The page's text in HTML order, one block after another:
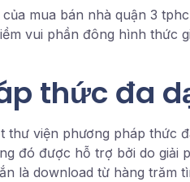
mua bán nhà quận 3
vui phần đông hình thức
thức đa
thư viện phương pháp thức
đó được hỗ trợ bởi do
là download từ hàng trăm